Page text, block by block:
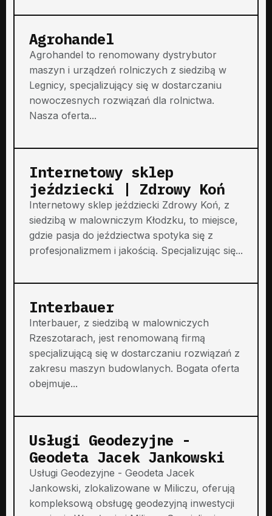
Agrohandel
Agrohandel to renomowany dystrybutor
maszyn i urządzeń rolniczych z siedzibą w
Legnicy, specjalizujący się w dostarczaniu
nowoczesnych rozwiązań dla rolnictwa.
Nasza oferta...
Internetowy sklep
jeździecki | Zdrowy Koń
Internetowy sklep jeździecki Zdrowy Koń, z
siedzibą w malowniczym Kłodzku, to miejsce,
gdzie pasja do jeździectwa spotyka się z
profesjonalizmem i jakością. Specjalizując się...
Interbauer
Interbauer, z siedzibą w malowniczych
Rzeszotarach, jest renomowaną firmą
specjalizującą się w dostarczaniu rozwiązań z
zakresu maszyn budowlanych. Bogata oferta
obejmuje...
Usługi Geodezyjne -
Geodeta Jacek Jankowski
Usługi Geodezyjne - Geodeta Jacek
Jankowski, zlokalizowane w Miliczu, oferują
kompleksową obsługę geodezyjną inwestycji